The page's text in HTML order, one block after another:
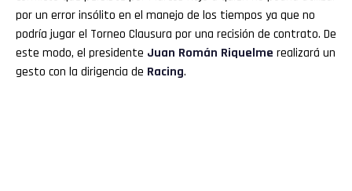
por un error insólito en el manejo de los tiempos ya que no
podría jugar el Torneo Clausura por una recisión de contrato. De
este modo, el presidente Juan Román Riquelme realizará un
gesto con la dirigencia de Racing.